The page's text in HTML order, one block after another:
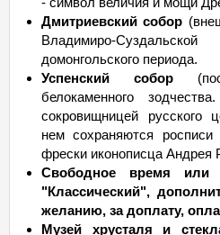
Дмитриевский собор
Владимиро-
домонгольского периода.
Успенский собор
белокаменного
сокровищницей русского
нем сохраняются
фрески иконописца Андрея
Свободное время или
"Классический",
желанию, за доплату,
Музей хрусталя и